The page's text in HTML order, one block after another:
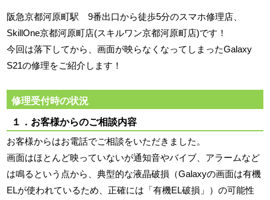
阪急京都河原町駅 9番出口から徒歩5分のスマホ修理店、
SkillOne京都河原町店(スキルワン京都河原町店)です！
今回は落下してから、画面が映らなくなってしまったGalaxy
S21の修理をご紹介します！
修理受付時の状況
１．お客様からのご相談内容
お客様からはお電話でご相談をいただきました。
画面はほとんど映っていないが通知音やバイブ、アラームなど
は鳴るという点から、典型的な液晶破損（Galaxyの画面は有機
ELが使われているため、正確には「有機EL破損」）の可能性